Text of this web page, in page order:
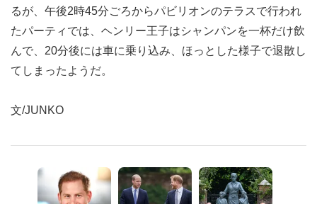
るが、午後2時45分ごろからパビリオンのテラスで行われ
たパーティでは、ヘンリー王子はシャンパンを一杯だけ飲
んで、20分後には車に乗り込み、ほっとした様子で退散し
てしまったようだ。
文/JUNKO